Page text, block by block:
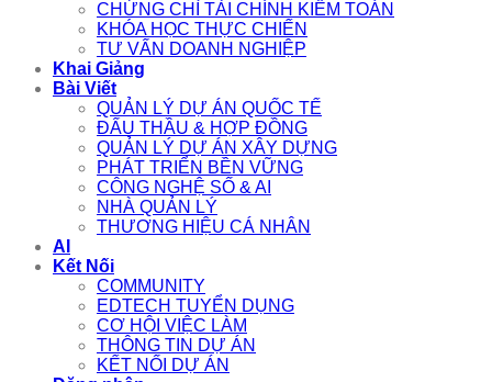
CHỨNG CHỈ TÀI CHÍNH KIỂM TOÁN
KHÓA HỌC THỰC CHIẾN
TƯ VẤN DOANH NGHIỆP
Khai Giảng
Bài Viết
QUẢN LÝ DỰ ÁN QUỐC TẾ
ĐẤU THẦU & HỢP ĐỒNG
QUẢN LÝ DỰ ÁN XÂY DỰNG
PHÁT TRIỂN BỀN VỮNG
CÔNG NGHỆ SỐ & AI
NHÀ QUẢN LÝ
THƯƠNG HIỆU CÁ NHÂN
AI
Kết Nối
COMMUNITY
EDTECH TUYỂN DỤNG
CƠ HỘI VIỆC LÀM
THÔNG TIN DỰ ÁN
KẾT NỐI DỰ ÁN